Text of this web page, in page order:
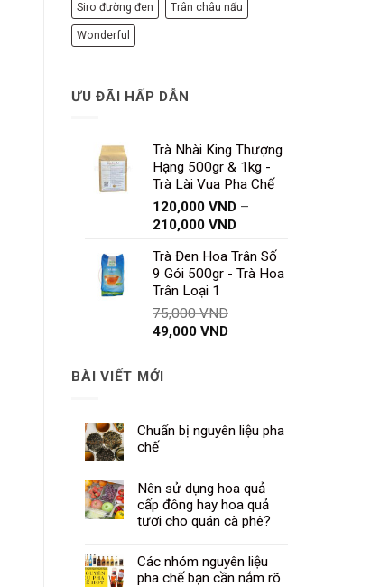
Siro đường đen Trân châu nấu
Wonderful
ƯU ĐÃI HẤP DẪN
Trà Nhài King Thượng
Hạng 500gr & 1kg -
Trà Lài Vua Pha Chế
120,000 VND –
210,000 VNDKhoảng
từ
120,000 VND
Trà Đen Hoa Trân Số
9 Gói 500gr - Trà Hoa
Trân Loại 1
75,000VND
49,000 VNDGiá
BÀI VIẾT MỚI
Chuẩn bị nguyên liệu pha
chế
Nên sử dụng hoa quả
cấp đông hay hoa quả
tươi cho quán cà phê?
Các nhóm nguyên liệu
pha chế bạn cần nắm rõ